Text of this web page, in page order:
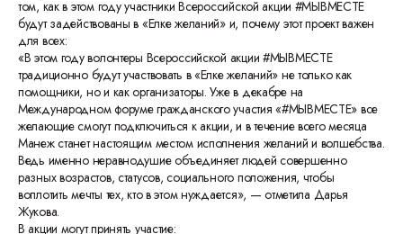
том, как в этом году участники Всероссийской акции #МЫВМЕСТЕ
будут задействованы в «Елке желаний» и, почему этот проект важен
для всех:
«В этом году волонтеры Всероссийской акции #МЫВМЕСТЕ
традиционно будут участвовать в «Елке желаний» не только как
помощники, но и как организаторы. Уже в декабре на
Международном форуме гражданского участия «#МЫВМЕСТЕ» все
желающие смогут подключиться к акции, и в течение всего месяца
Манеж станет настоящим местом исполнения желаний и волшебства.
Ведь именно неравнодушие объединяет людей совершенно
разных возрастов, статусов, социального положения, чтобы
воплотить мечты тех, кто в этом нуждается», — отметила Дарья
Жукова.
В акции могут принять участие: